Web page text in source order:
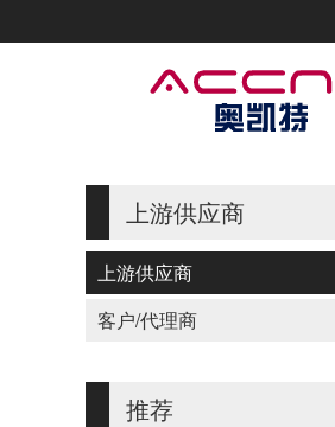
上游供应商
上游供应商
客户/代理商
推荐